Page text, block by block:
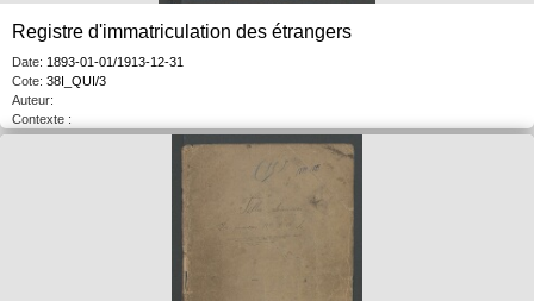
Registre d'immatriculation des étrangers
Date: 1893-01-01/1913-12-31
Cote: 38I_QUI/3
Auteur:
Contexte :